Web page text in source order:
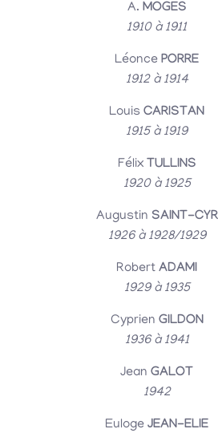
A. MOGES
1910 à 1911
LéoncePORRE
1912 à 1914
LouisCARISTAN
1915 à 1919
Félix TULLINS
1920 à 1925
Augustin SAINT-CYR
1926 à 1928/1929
Robert ADAMI
1929 à 1935
Cyprien GILDON
1936 à 1941
JeanGALOT
1942
EulogeJEAN-ELIE